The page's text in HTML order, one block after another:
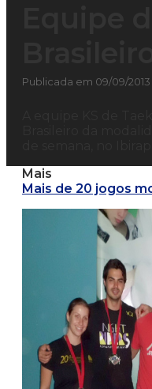
Publicada em 09/09/2013
Mais
Mais de 20 jogos